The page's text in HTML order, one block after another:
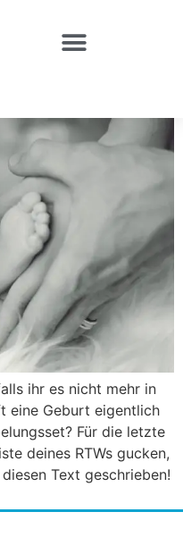
ihr es nicht mehr in
eine Geburt eigentlich
Für die letzte
deines RTWs gucken,
Text geschrieben!